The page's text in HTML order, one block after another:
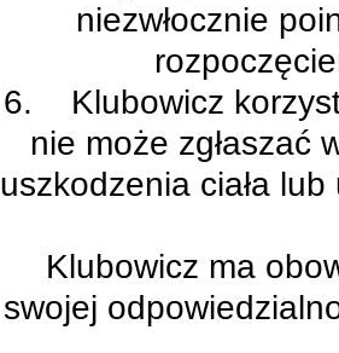
niezwłocznie
6. Klubowicz
nie może zgłaszać
uszkodzenia ciała
Klubowicz ma
swojej